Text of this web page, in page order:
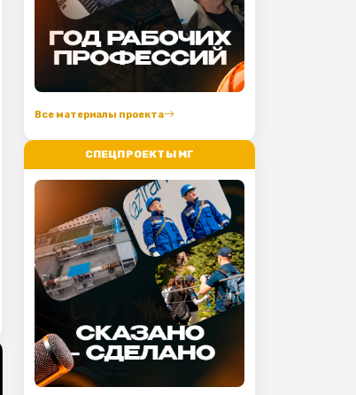
Все материалы проекта
СПЕЦПРОЕКТЫ МГ